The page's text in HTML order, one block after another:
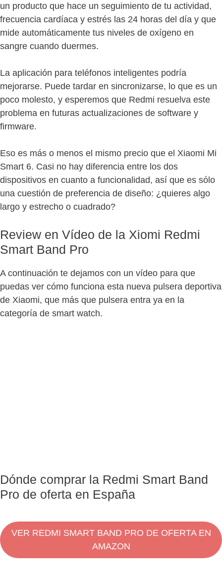
un producto que hace un seguimiento de tu actividad,
frecuencia cardíaca y estrés las 24 horas del día y que
mide automáticamente tus niveles de oxígeno en
sangre cuando duermes.
La aplicación para teléfonos inteligentes podría
mejorarse. Puede tardar en sincronizarse, lo que es un
poco molesto, y esperemos que Redmi resuelva este
problema en futuras actualizaciones de software y
firmware.
Eso es más o menos el mismo precio que el Xiaomi Mi
Smart 6. Casi no hay diferencia entre los dos
dispositivos en cuanto a funcionalidad, así que es sólo
una cuestión de preferencia de diseño: ¿quieres algo
largo y estrecho o cuadrado?
Review en Vídeo de la Xiomi Redmi
Smart Band Pro
A continuación te dejamos con un vídeo para que
puedas ver cómo funciona esta nueva pulsera deportiva
de Xiaomi, que más que pulsera entra ya en la
categoría de smart watch.
Dónde comprar la Redmi Smart Band
Pro de oferta en España
VER REDMI SMART BAND PRO DE OFERTA EN
AMAZON